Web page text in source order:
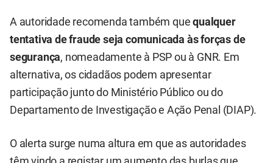
A autoridade recomenda também quequalquer
tentativa de fraude seja comunicada às forças de
segurança, nomeadamente à PSP ou à GNR. Em
alternativa, os cidadãos podem apresentar
participação junto do Ministério Público ou do
Departamento de Investigação e Ação Penal (DIAP).
O alerta surge numa altura em que as autoridades